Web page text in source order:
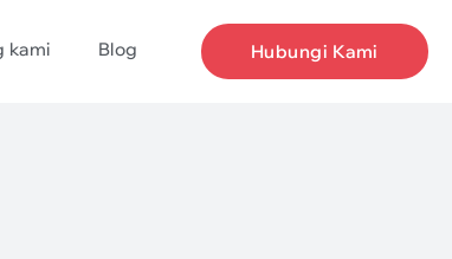
kami Blog Hubungi Kami